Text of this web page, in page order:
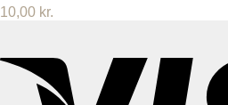
10,00 kr.